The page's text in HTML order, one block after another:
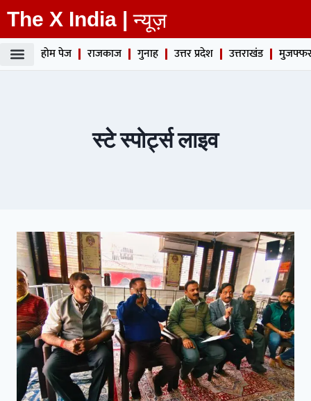
The X India | न्यूज़
होम पेज राजकाज गुनाह उत्तर प्रदेश उत्तराखंड
स्टे स्पोर्ट्स लाइव